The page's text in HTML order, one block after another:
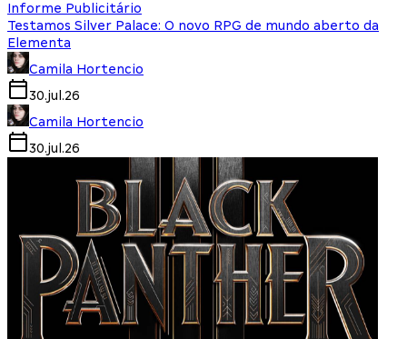
Informe Publicitário
Testamos Silver Palace: O novo RPG de mundo aberto da
Elementa
Camila Hortencio
30.jul.26
Camila Hortencio
30.jul.26